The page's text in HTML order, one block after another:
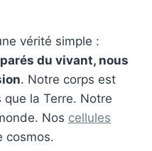
vérité simple :
du vivant, nous
. Notre corps est
la Terre. Notre
Nos cellules
cosmos.